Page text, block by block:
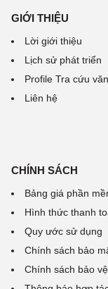
GIỚI THIỆU
Lời giới thiệu
Lịch sử phát triển
Profile Tra cứu
Liên hệ
CHÍNH SÁCH
Bảng giá phần
Hình thức thanh
Quy ước sử dụng
Chính sách bảo
Chính sách bảo